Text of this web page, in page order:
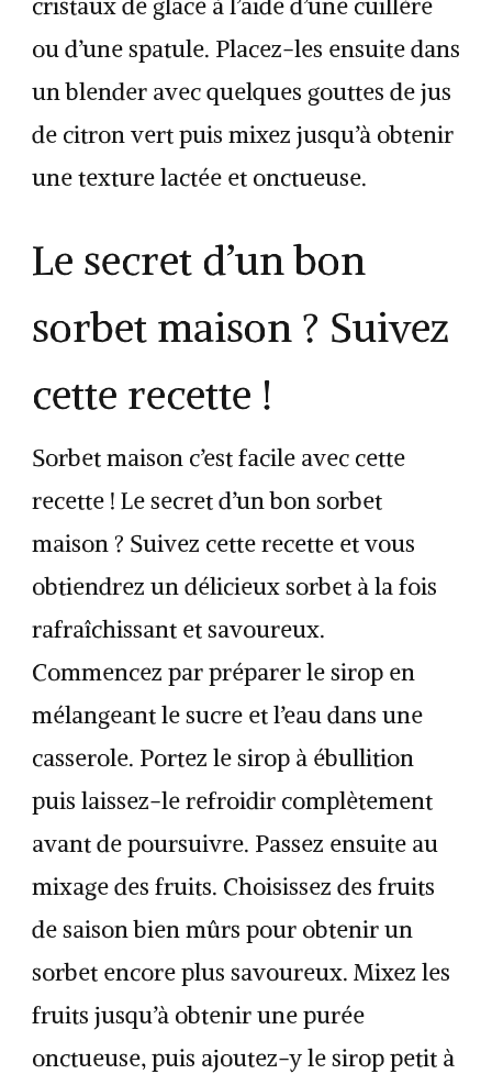
ou d’une spatule. Placez-les ensuite dans
un blender avec quelques gouttes de jus
de citron vert puis mixez jusqu’à obtenir
une texture lactée et onctueuse.
Le secret d’un bon
sorbet maison ? Suivez
cette recette !
Sorbet maison c’est facile avec cette
recette ! Le secret d’un bon sorbet
maison ? Suivez cette recette et vous
obtiendrez un délicieux sorbet à la fois
rafraîchissant et savoureux.
Commencez par préparer le sirop en
mélangeant le sucre et l’eau dans une
casserole. Portez le sirop à ébullition
puis laissez-le refroidir complètement
avant de poursuivre. Passez ensuite au
mixage des fruits. Choisissez des fruits
de saison bien mûrs pour obtenir un
sorbet encore plus savoureux. Mixez les
fruits jusqu’à obtenir une purée
onctueuse, puis ajoutez-y le sirop petit à